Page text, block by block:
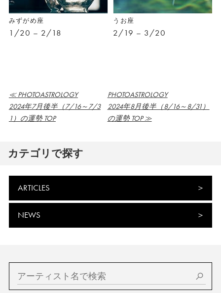
みずがめ座
1/20 – 2/18
うお座
2/19 – 3/20
≪ PHOTOASTROLOGY
2024年7月後半（7/16～7/3
1）の運勢 TOP
PHOTOASTROLOGY
2024年8月後半（8/16～8/31）
の運勢 TOP ≫
カテゴリで探す
ARTICLES
NEWS